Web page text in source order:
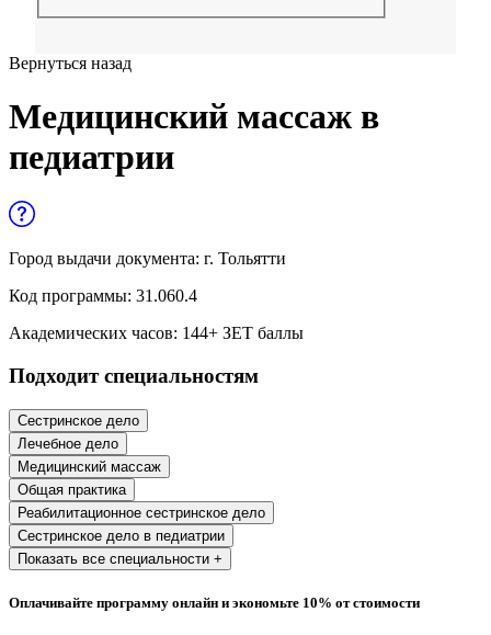
Управленческие дисциплины в
медицине
Образование и педагогические науки
Социология и социальная работа
и служащих
История и археология
Психологические науки
Техносферная безопасность и ОТ
Техносферная безопасность и
Вернуться назад
Медицинский массаж в
педиатрии
Город выдачи документа: г. Тольятти
Код программы: 31.060.4
Академических часов: 144+ ЗЕТ баллы
Подходит специальностям
Сестринское дело
Лечебное дело
Медицинский массаж
Общая практика
Реабилитационное сестринское дело
Сестринское дело в педиатрии
Показать все специальности +
Оплачивайте программу онлайн и экономьте 10% от стоимости